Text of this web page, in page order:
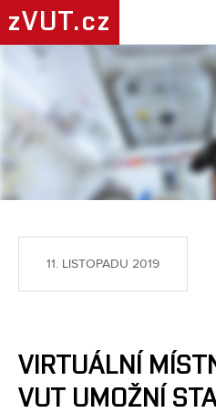
zVUT.cz
11. LISTOPADU 2019
VIRTUÁLNÍ
VUT UMOŽNÍ